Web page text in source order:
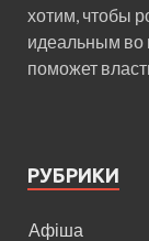
хотим, чтобы
идеальным во
поможет
РУБРИКИ
Афіша